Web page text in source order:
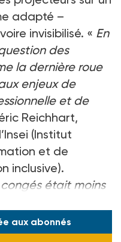
adapté –
invisibilisé. « En
des
la dernière roue
enjeux de
et de
Reichhart,
(Institut
et de
inclusive).
était moins
aux abonnés